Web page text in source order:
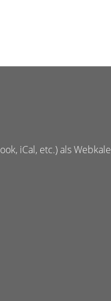
iCal, etc.) als